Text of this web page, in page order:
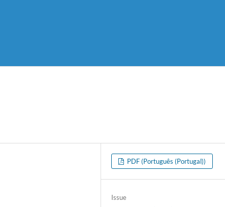
PDF (Português (Portugal))
Issue